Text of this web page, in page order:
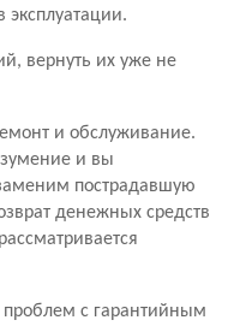
вернуть их уже не
и обслуживание.
и вы
пострадавшую
денежных средств
проблем с гарантийным